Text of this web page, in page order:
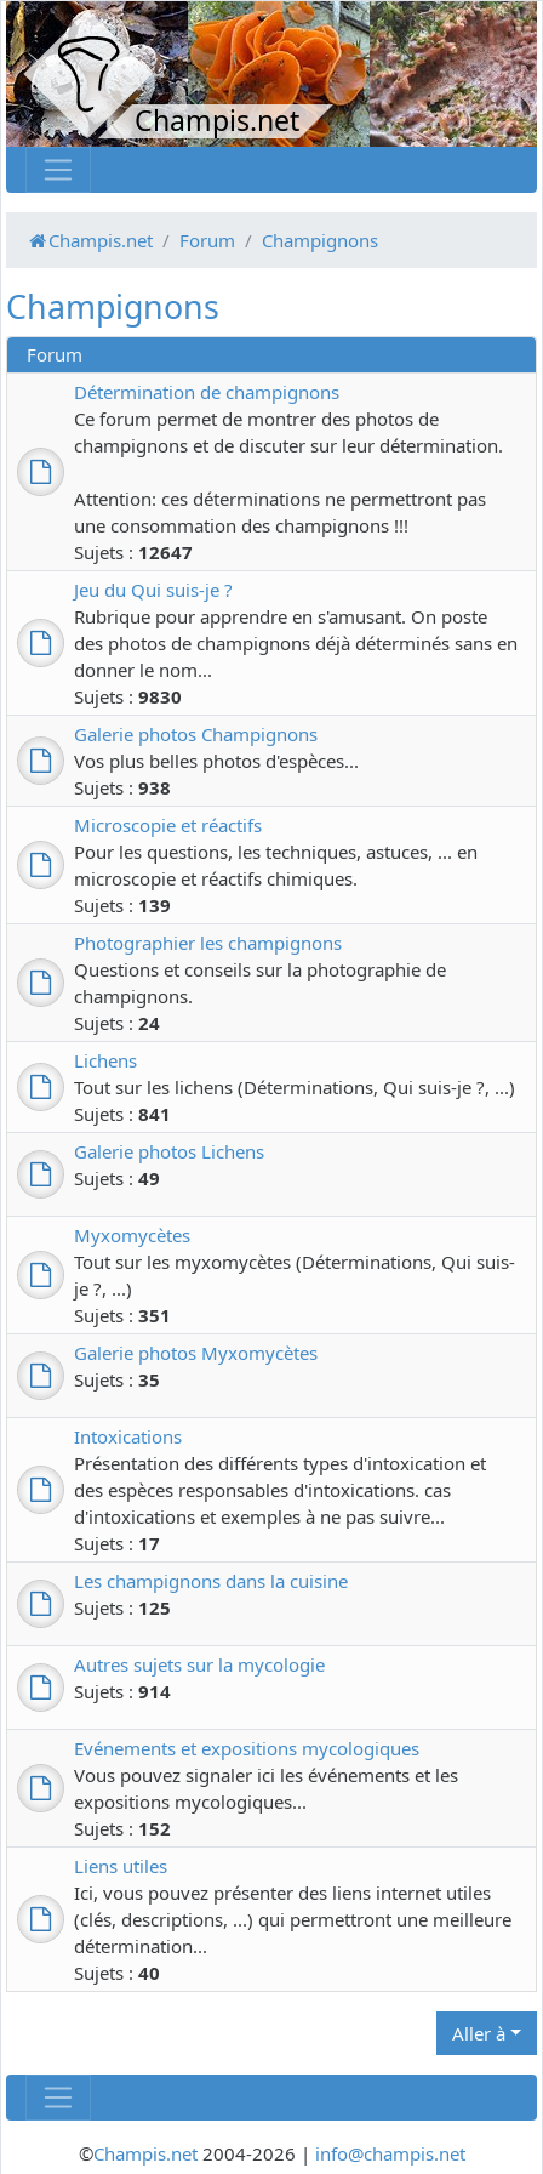
Champis.net
Champis.net Forum Champignons
Champignons
Forum
Détermination de champignons
Ce forum permet de montrer des photos de
champignons et de discuter sur leur détermination.
Attention: ces déterminations ne permettront pas
une consommation des champignons !!!
Sujets : 12647
Jeu du Qui suis-je ?
Rubrique pour apprendre en s'amusant. On poste
des photos de champignons déjà déterminés sans en
donner le nom...
Sujets : 9830
Galerie photos Champignons
Vos plus belles photos d'espèces...
Sujets : 938
Microscopie et réactifs
Pour les questions, les techniques, astuces, ... en
microscopie et réactifs chimiques.
Sujets : 139
Photographier les champignons
Questions et conseils sur la photographie de
champignons.
Sujets : 24
Lichens
Tout sur les lichens (Déterminations, Qui suis-je ?, ...)
Sujets : 841
Galerie photos Lichens
Sujets : 49
Myxomycètes
Tout sur les myxomycètes (Déterminations, Qui suis-
je ?, ...)
Sujets : 351
Galerie photos Myxomycètes
Sujets : 35
Intoxications
Présentation des différents types d'intoxication et
des espèces responsables d'intoxications. cas
d'intoxications et exemples à ne pas suivre...
Sujets : 17
Les champignons dans la cuisine
Sujets : 125
Autres sujets sur la mycologie
Sujets : 914
Evénements et expositions mycologiques
Vous pouvez signaler ici les événements et les
expositions mycologiques...
Sujets : 152
Liens utiles
Ici, vous pouvez présenter des liens internet utiles
(clés, descriptions, ...) qui permettront une meilleure
détermination...
Sujets : 40
Aller à
©Champis.net2004-2026 | info@champis.net